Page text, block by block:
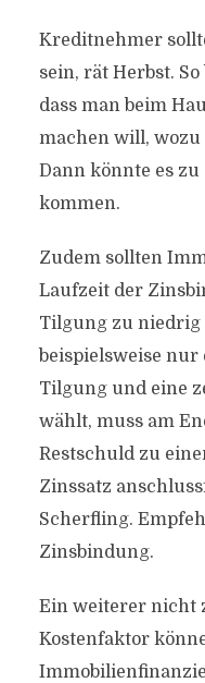
Kreditnehmer
sein, rät Herbst.
dass man beim
machen will, wozu
Dann könnte es
kommen.
Zudem sollten
Laufzeit der
Tilgung zu niedrig
beispielsweise
Tilgung und eine
wählt, muss am
Restschuld zu
Zinssatz
Scherfling.
Zinsbindung.
Ein weiterer nicht
Kostenfaktor